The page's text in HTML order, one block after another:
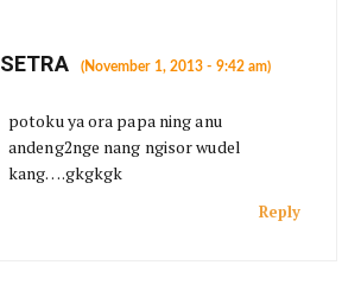
SETRA (November 1, 2013 - 9:42 am)
potoku ya ora papa ning anu
andeng2nge nang ngisor wudel
kang….gkgkgk
Reply